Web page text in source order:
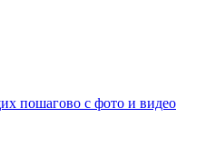
пошагово с фото и видео